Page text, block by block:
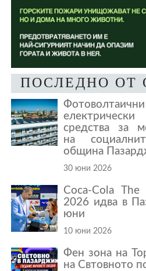
ПОСЛЕДНО ОТ
средства за
на
община
30 юни 2026
Coca-Cola The
2026 идва в
юни
10 юни 2026
Фен зона на
на Свтовното